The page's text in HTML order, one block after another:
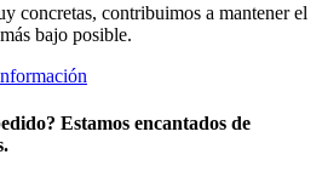
concretas, contribuimos a mantener el
bajo posible.
Estamos encantados de